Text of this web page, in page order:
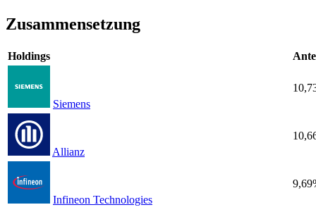
Zusammensetzung
Holdings
Siemens
Allianz
Infineon Technologies